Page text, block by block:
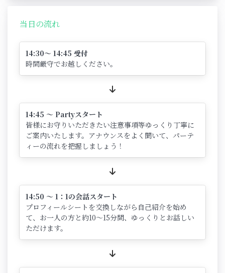
当日の流れ
14:30～ 14:45 受付
時間厳守でお越しください。
14:45 ～ Partyスタート
皆様にお守りいただきたい注意事項等ゆっくり丁寧に
ご案内いたします。アナウンスをよく聞いて、パーテ
ィーの流れを把握しましょう！
14:50 ～ 1：1の会話スタート
プロフィールシートを交換しながら自己紹介を始め
て、お一人の方と約10～15分間、ゆっくりとお話しい
ただけます。